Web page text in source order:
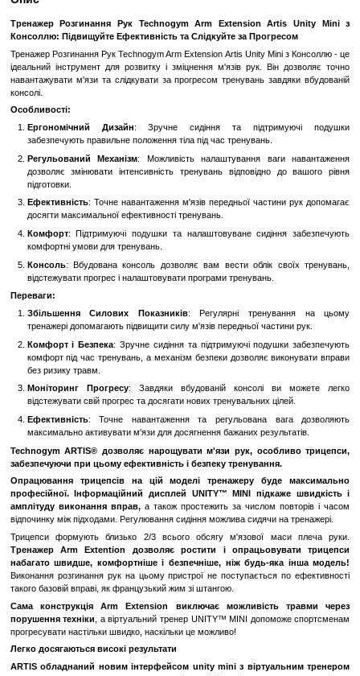
Замовити швидко
% Увійтидля відображення накопичувальної знижки
До обраного
Опис
Тренажер Розгинання Рук Technogym Arm Extension
Тренажер Розгинання Рук Technogym Arm Extension Artis Unity Mini
ідеальний інструмент для розвитку і зміцнення м'язів рук. Він
навантажувати м'язи та слідкувати за прогресом тренувань
консолі.
Особливості:
Ергономічний Дизайн: Зручне сидіння та
забезпечують правильне положення тіла під час тренувань.
Регульований Механізм
дозволяє змінювати інтенсивність тренувань відповідно
Ефективність: Точне навантаження м'язів передньої
досягти максимальної ефективності тренувань.
комфортні умови для тренувань.
Консоль: Вбудована консоль дозволяє вам вести облік
Переваги:
Збільшення Силових Показників: Регулярні
тренажері допомагають підвищити силу м'язів передньої
Комфорт і Безпека: Зручне сидіння та підтримуючі
комфорт під час тренувань, а механізм безпеки дозволяє
без ризику травм.
Моніторинг Прогресу: Завдяки вбудованій консолі ви